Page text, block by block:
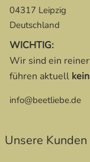
04317 Leipzig
Deutschland
WICHTIG:
Wir sind ein reiner
führen aktuell
info@beetliebe.de
Unsere